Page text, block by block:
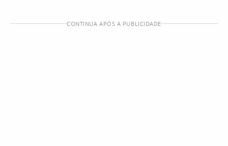
CONTINUA APÓS A PUBLICIDADE